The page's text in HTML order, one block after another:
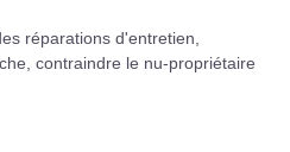
réparations d'entretien,
contraindre le nu-propriétaire